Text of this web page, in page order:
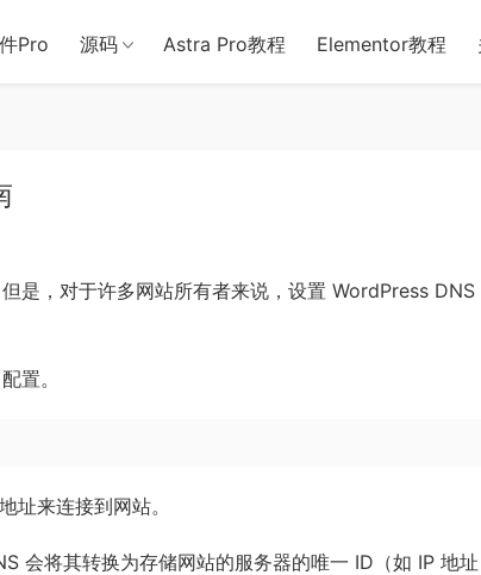
Pro 源码 Astra Pro教程 Elementor教程
是，对于许多网站所有者来说，设置 WordPress DNS
置。
址来连接到网站。
会将其转换为存储网站的服务器的唯一 ID（如 IP 地址